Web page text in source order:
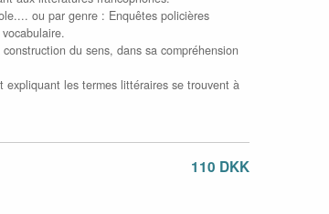
ou par genre : Enquêtes policières
du sens, dans sa compréhension
les termes littéraires se trouvent à
110 DKK